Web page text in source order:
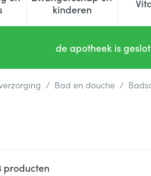
verzorging en hygiëne
submenu voor Dieet, voeding
kinderenToon submenu
de apotheek is
/ Bad en douche /
producten